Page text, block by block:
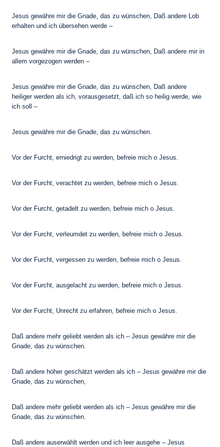
Jesus gewähre mir die Gnade, das zu wünschen, Daß andere Lob
erhalten und ich übersehen werde –
Jesus gewähre mir die Gnade, das zu wünschen, Daß andere mir in
allem vorgezogen werden –
Jesus gewähre mir die Gnade, das zu wünschen, Daß andere
heiliger werden als ich, vorausgesetzt, daß ich so heilig werde, wie
ich soll –
Jesus gewähre mir die Gnade, das zu wünschen.
Vor der Furcht, erniedrigt zu werden, befreie mich o Jesus.
Vor der Furcht, verachtet zu werden, befreie mich o Jesus.
Vor der Furcht, getadelt zu werden, befreie mich o Jesus.
Vor der Furcht, verleumdet zu werden, befreie mich o Jesus.
Vor der Furcht, vergessen zu werden, befreie mich o Jesus.
Vor der Furcht, ausgelacht zu werden, befreie mich o Jesus.
Vor der Furcht, Unrecht zu erfahren, befreie mich o Jesus.
Daß andere mehr geliebt werden als ich – Jesus gewähre mir die
Gnade, das zu wünschen.
Daß andere höher geschätzt werden als ich – Jesus gewähre mir die
Gnade, das zu wünschen,
Daß andere mehr geliebt werden als ich – Jesus gewähre mir die
Gnade, das zu wünschen.
Daß andere auserwählt werden und ich leer ausgehe – Jesus